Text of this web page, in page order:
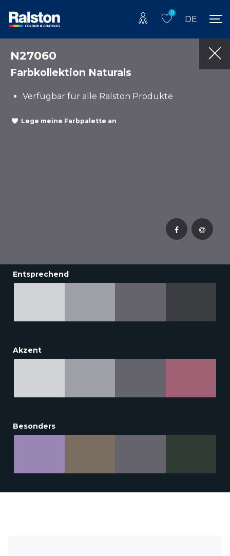
0
DE
N27060
Farbkollektion Naturals
Verfügbar für alle Ralston Produkte
Lege meine Farbpalette an
Entsprechend
Akzent
Besonders